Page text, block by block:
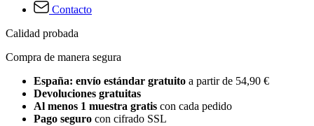
Contacto
Calidad probada
Compra de manera segura
España: envío estándar gratuito a partir de 54,90 €
Devoluciones gratuitas
Al menos 1 muestra gratis con cada pedido
Pago seguro con cifrado SSL